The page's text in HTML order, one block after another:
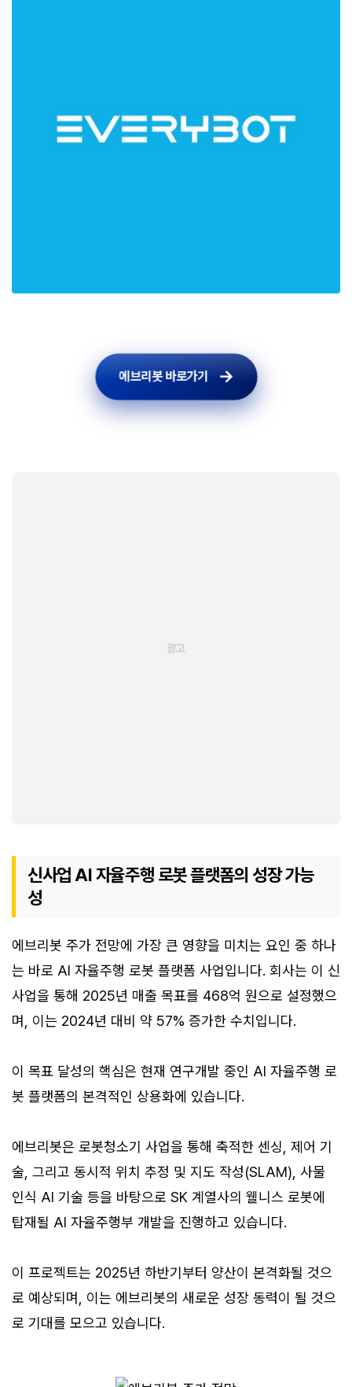
에브리봇 바로가기
에브리봇 바로가기
신사업 AI 자율주행 로봇 플랫폼의 성장 가능
성
에브리봇 주가 전망에 가장 큰 영향을 미치는 요인 중 하나
는 바로 AI 자율주행 로봇 플랫폼 사업입니다. 회사는 이 신
사업을 통해 2025년 매출 목표를 468억 원으로 설정했으
며, 이는 2024년 대비 약 57% 증가한 수치입니다.
이 목표 달성의 핵심은 현재 연구개발 중인 AI 자율주행 로
봇 플랫폼의 본격적인 상용화에 있습니다.
에브리봇은 로봇청소기 사업을 통해 축적한 센싱, 제어 기
술, 그리고 동시적 위치 추정 및 지도 작성(SLAM), 사물
인식 AI 기술 등을 바탕으로 SK 계열사의 웰니스 로봇에
탑재될 AI 자율주행부 개발을 진행하고 있습니다.
이 프로젝트는 2025년 하반기부터 양산이 본격화될 것으
로 예상되며, 이는 에브리봇의 새로운 성장 동력이 될 것으
로 기대를 모으고 있습니다.